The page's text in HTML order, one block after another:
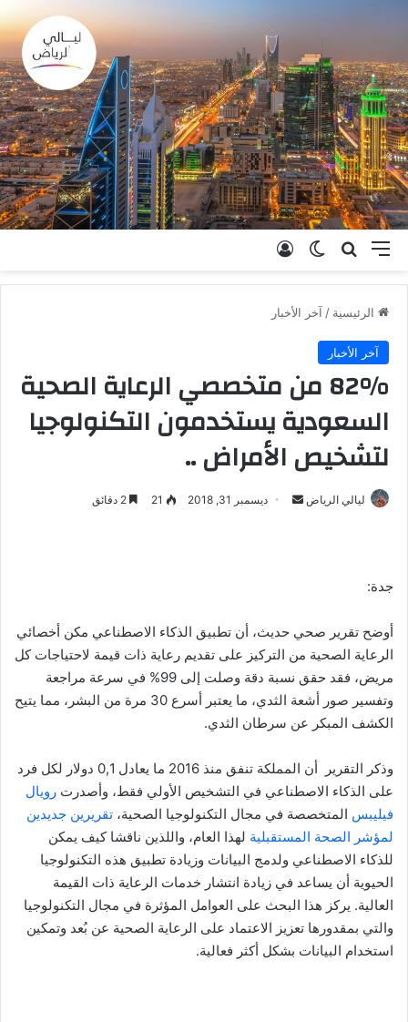
القائمة بحث عنالوضع المظلم
الرئيسية / آخر الأخبار
آخر الأخبار
82% من متخصصي الرعاية الصحية
السعودية يستخدمون التكنولوجيا
لتشخيص الأمراض ..
ليالي الرياض
ا
ر
ديسمبر 31, 2018 21
جدة:
أوضح تقرير صحي حديث، أن تطبيق الذكاء الاصطناعي مكن أخصائي
الرعاية الصحية من التركيز على تقديم رعاية ذات قيمة لاحتياجات كل
مريض، فقد حقق نسبة دقة وصلت إلى 99% في سرعة مراجعة
وتفسير صور أشعة الثدي، ما يعتبر أسرع 30 مرة من البشر، مما يتيح
الكشف المبكر عن سرطان الثدي.
وذكر التقرير أن المملكة تنفق منذ 2016 ما يعادل 0,1 دولار لكل فرد
على الذكاء الاصطناعي في التشخيص الأولي فقط، وأصدرت رويال
فيليبس المتخصصة في مجال التكنولوجيا الصحية، تقريرين جديدين
لمؤشر الصحة المستقبلية لهذا العام، واللذين ناقشا كيف يمكن
للذكاء الاصطناعي ولدمج البيانات وزيادة تطبيق هذه التكنولوجيا
الحيوية أن يساعد في زيادة انتشار خدمات الرعاية ذات القيمة
العالية. يركز هذا البحث على العوامل المؤثرة في مجال التكنولوجيا
والتي بمقدورها تعزيز الاعتماد على الرعاية الصحية عن بُعد وتمكين
استخدام البيانات بشكل أكثر فعالية.